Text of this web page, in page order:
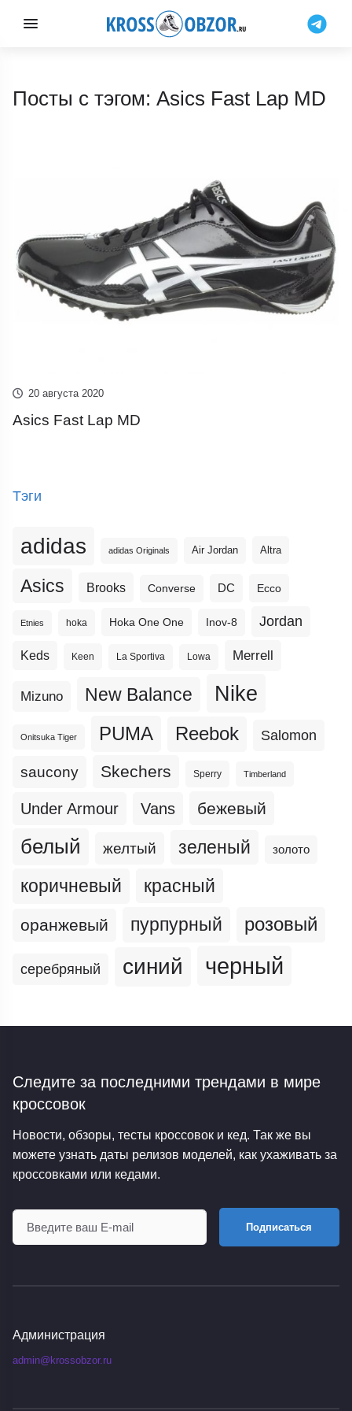
Посты с тэгом: Asics Fast Lap MD
20 августа 2020
Asics Fast Lap MD
Тэги
adidas adidas Originals Air Jordan Altra
Asics Brooks Converse DC Ecco
Etnies hoka Hoka One One Inov-8 Jordan
Keds Keen La Sportiva Lowa Merrell
Mizuno New Balance Nike
Onitsuka Tiger PUMA Reebok Salomon
saucony Skechers Sperry Timberland
Under Armour Vans бежевый
белый желтый зеленый золото
коричневый красный
оранжевый пурпурный розовый
серебряный синий черный
Следите за последними трендами в мире
кроссовок
Новости, обзоры, тесты кроссовок и кед. Так же вы
можете узнать даты релизов моделей, как ухаживать за
кроссовками или кедами.
Подписаться
Администрация
admin@krossobzor.ru